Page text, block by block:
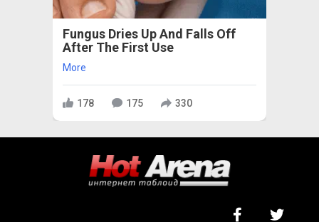
Fungus Dries Up And Falls Off
After The First Use
More
178 175 330